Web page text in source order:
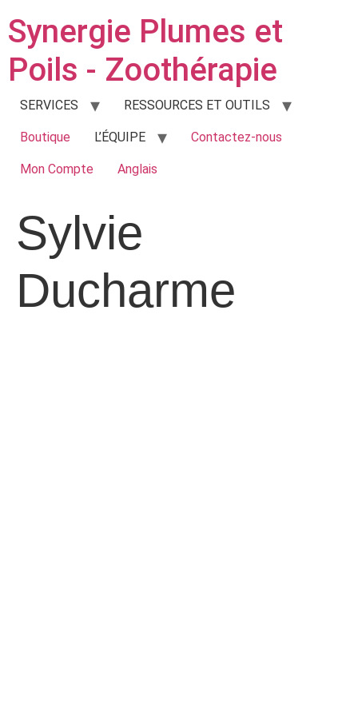
Synergie Plumes et
Poils - Zoothérapie
SERVICES RESSOURCES ET OUTILS
Boutique L’ÉQUIPE Contactez-nous
Mon Compte Anglais
Sylvie
Ducharme